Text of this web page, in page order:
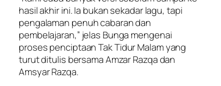
hasil akhir ini. Ia bukan sekadar lagu, tapi
pengalaman penuh cabaran dan
pembelajaran,” jelas Bunga mengenai
proses penciptaanTak Tidur Malamyang
turut ditulis bersama Amzar Razqa dan
Amsyar Razqa.